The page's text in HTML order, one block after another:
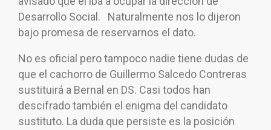
Desarrollo Social. Naturalmente nos lo dijeron
bajo promesa de reservarnos el dato.
No es oficial pero tampoco nadie tiene dudas de
que el cachorro de Guillermo Salcedo Contreras
sustituirá a Bernal en DS. Casi todos han
descifrado también el enigma del candidato
sustituto. La duda que persiste es la posición